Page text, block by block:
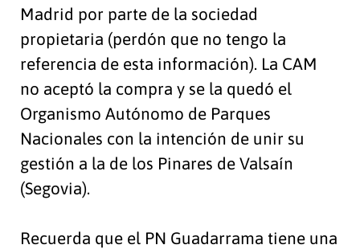
Madrid por parte de la sociedad
propietaria (perdón que no tengo la
referencia de esta información). La CAM
no aceptó la compra y se la quedó el
Organismo Autónomo de Parques
Nacionales con la intención de unir su
gestión a la de los Pinares de Valsaín
(Segovia).
Recuerda que el PN Guadarrama tiene una